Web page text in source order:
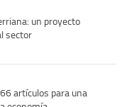
un proyecto
sector
artículos para una